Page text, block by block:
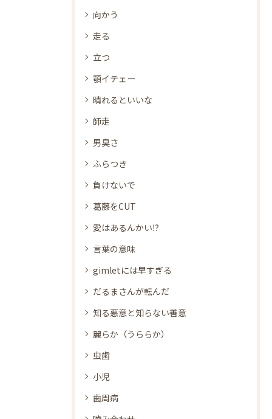
向かう
走る
立つ
顎イテェー
晴れるといいな
師走
男臭さ
ふらつき
負けないで
葛藤をCUT
愛はあるんかい⁉
言葉の意味
gimletには早すぎる
だるまさんが転んだ
知る悪意と知らない善意
麗らか（うららか）
虫歯
小児
歯周病